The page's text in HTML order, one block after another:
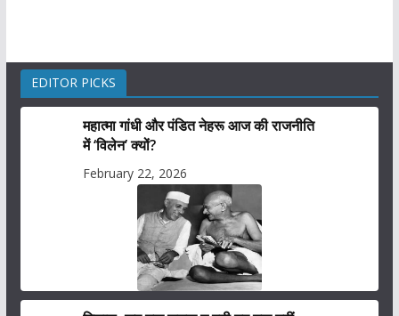
EDITOR PICKS
महात्मा गांधी और पंडित नेहरू आज की राजनीति
में ‘विलेन’ क्यों?
February 22, 2026